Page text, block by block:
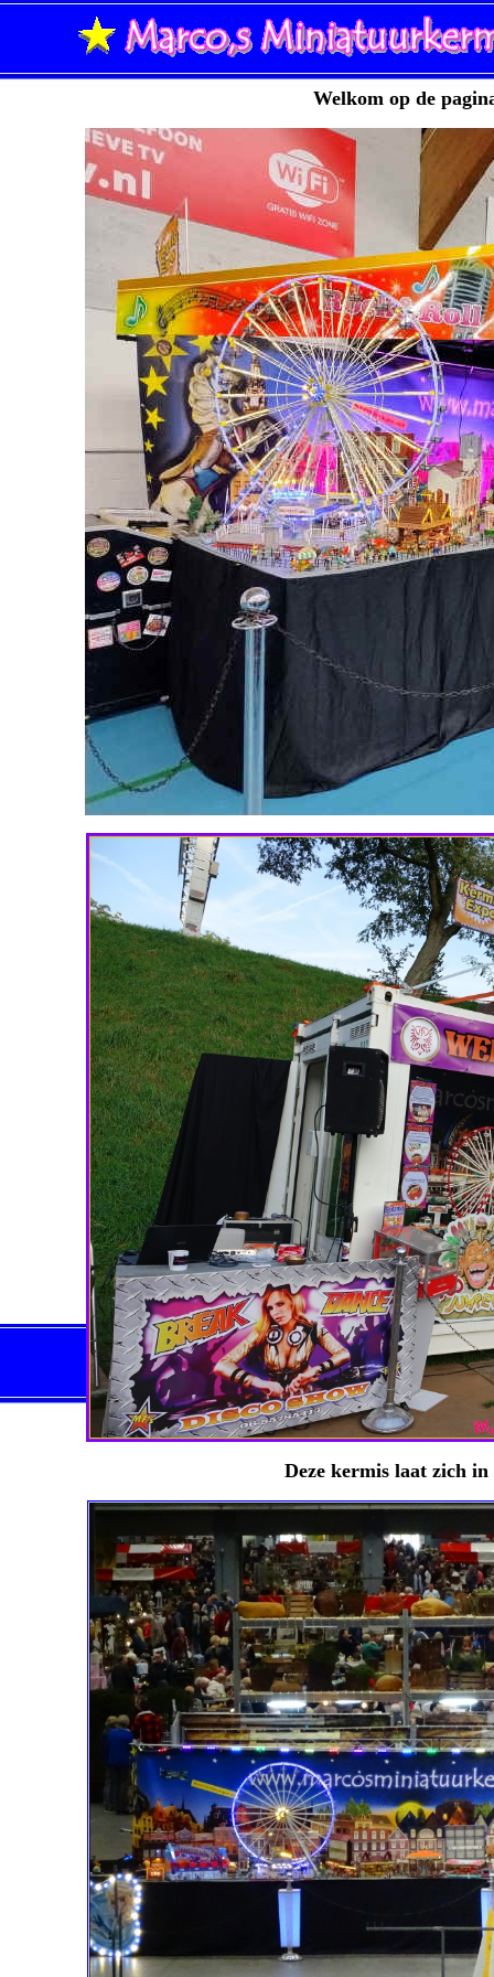
Welkom op de
Deze kermis laat zich